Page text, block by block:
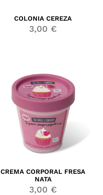
COLONIA CEREZA
3,00 €
CREMA CORPORAL FRESA
NATA
3,00 €